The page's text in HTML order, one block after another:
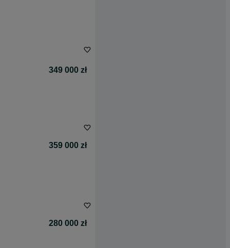
349 000 zł
359 000 zł
280 000 zł